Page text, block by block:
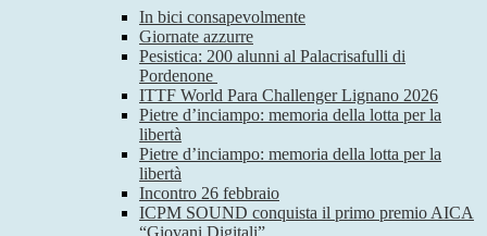
In bici consapevolmente
Giornate azzurre
Pesistica: 200 alunni al Palacrisafulli di
Pordenone
ITTF World Para Challenger Lignano 2026
Pietre d’inciampo: memoria della lotta per la
libertà
Pietre d’inciampo: memoria della lotta per la
libertà
Incontro 26 febbraio
ICPM SOUND conquista il primo premio AICA